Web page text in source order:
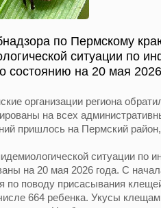
по Пермскому
ситуации по
состоянию на 20 мая
организации региона
на всех
пришлось на Пермский
ситуации по
на 20 мая 2026 года. С
по поводу присасывания
664 ребенка. Укусы